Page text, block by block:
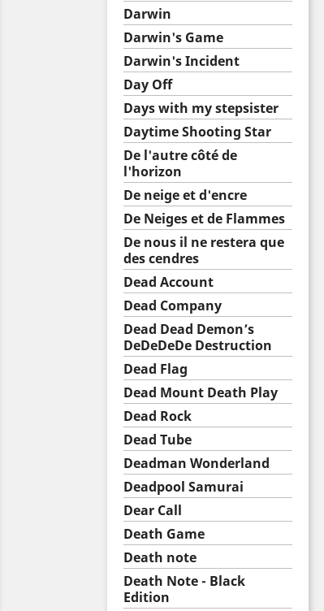
Darwin
Darwin's Game
Darwin's Incident
Day Off
Days with my stepsister
Daytime Shooting Star
De l'autre côté de
l'horizon
De neige et d'encre
De Neiges et de Flammes
De nous il ne restera que
des cendres
Dead Account
Dead Company
Dead Dead Demon’s
DeDeDeDe Destruction
Dead Flag
Dead Mount Death Play
Dead Rock
Dead Tube
Deadman Wonderland
Deadpool Samurai
Dear Call
Death Game
Death note
Death Note - Black
Edition